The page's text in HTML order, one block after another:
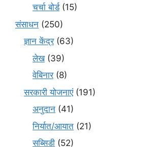
चर्चा बोर्ड(15)
संसाधन (250)
ज्ञान केंद्र(63)
लेख(39)
वेबिनार(8)
सरकारी योजनाएं(191)
अनुदान (41)
निर्यात/आयात (21)
सब्सिडी (52)